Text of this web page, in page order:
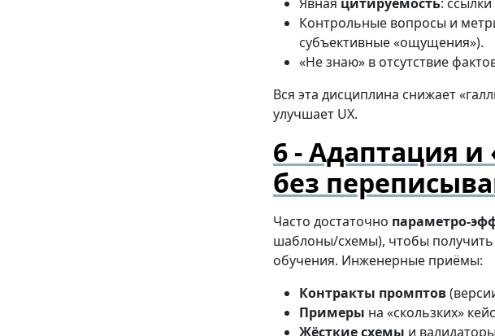
Контрольные вопросы и
субъективные «ощущения»).
«Не знаю» в отсутствие
Вся эта дисциплина снижает
улучшает UX.
Адаптация и
без
Часто достаточно параметро-
шаблоны/схемы), чтобы
обучения. Инженерные приёмы:
Контракты промптов
Примеры на «скользких»
Жёсткие схемы и